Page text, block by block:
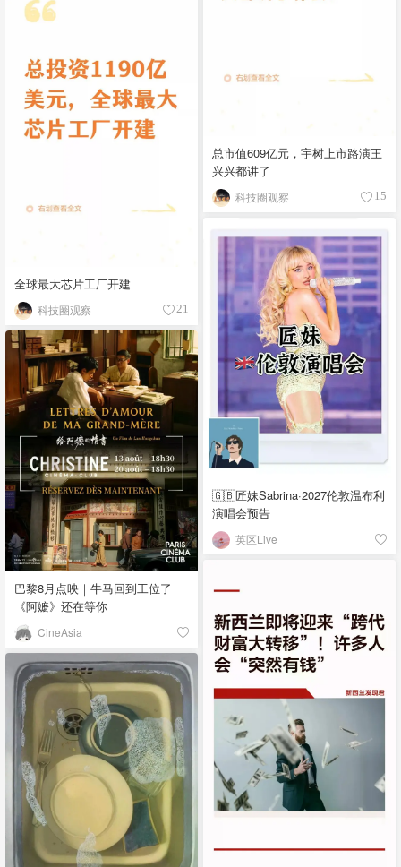
总市值609亿元，宇树上市路演王
兴兴都讲了
科技圈观察 15
全球最大芯片工厂开建
科技圈观察 21
🇬🇧匠妹Sabrina·2027伦敦温布利
演唱会预告
英区Live
巴黎8月点映｜牛马回到工位了
《阿嬷》还在等你
CineAsia